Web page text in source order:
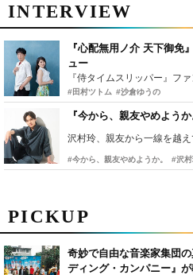
PICKUP
奇妙で自由な音楽家集団
ディング・カンパニー』
INTERVIEW
『心配無用ノ介 天下御免
ュー
#田村ツトム #沙倉ゆうの
『今から、親友やめよう
沢村玲、親友から一線を越
#今から、親友やめようか。 #沢